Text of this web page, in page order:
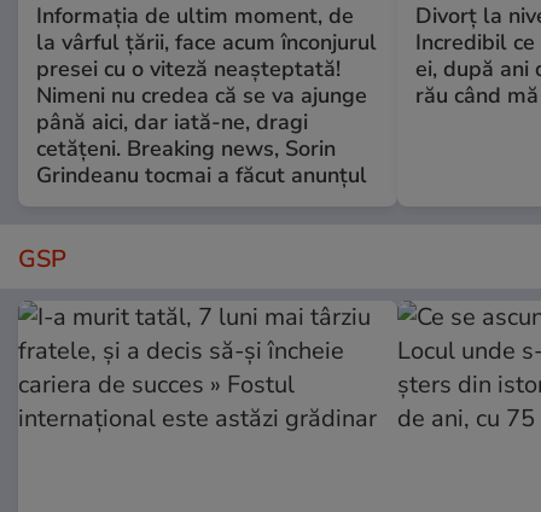
Informația de ultim moment, de
la vârful țării, face acum înconjurul
presei cu o viteză neașteptată!
Nimeni nu credea că se va ajunge
până aici, dar iată-ne, dragi
cetățeni. Breaking news, Sorin
Grindeanu tocmai a făcut anunțul
Divorț la
Incredibil
ei, după ani
rău când
GSP